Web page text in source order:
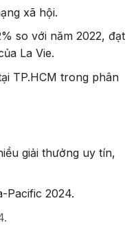
xã hội.
so với năm 2022, đạt
La Vie.
TP.HCM trong phân
giải thưởng uy tín,
Pacific 2024.